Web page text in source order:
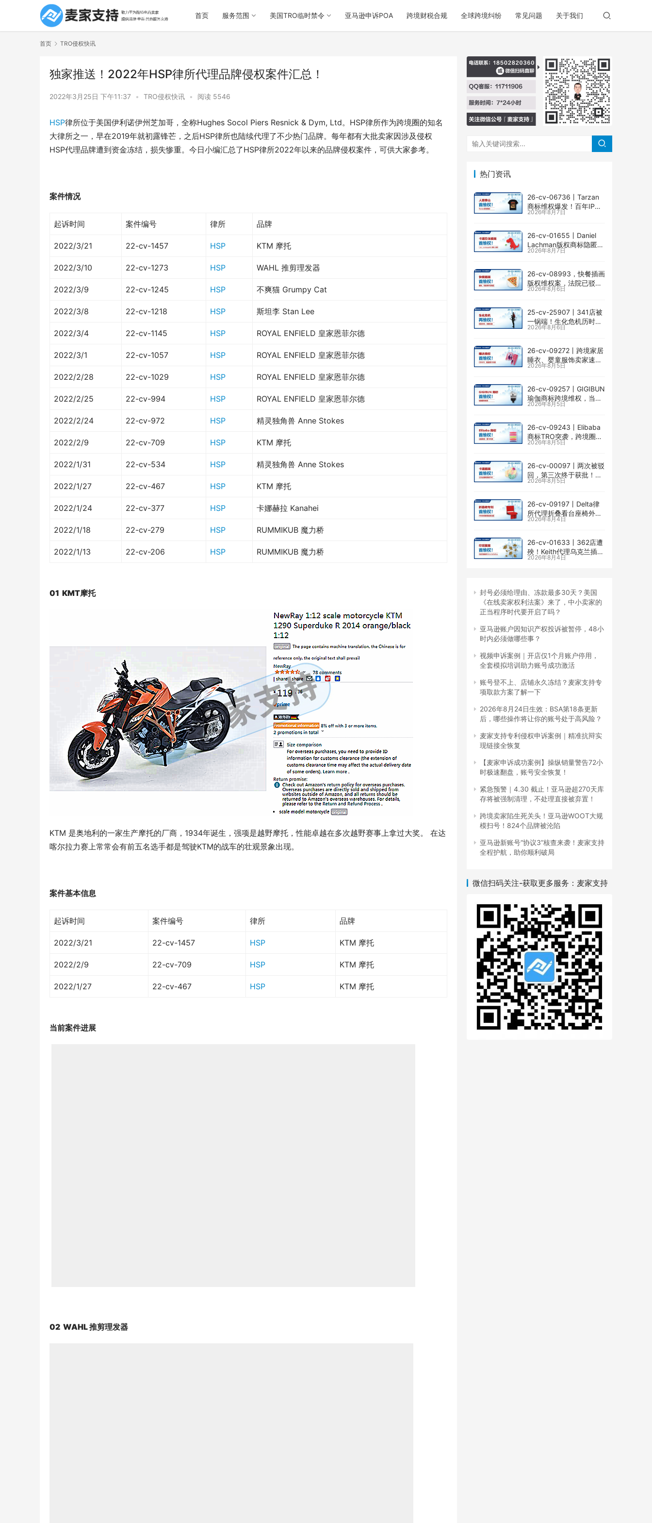
首页 服务范围 美国TRO临时禁令 亚马逊申诉POA 跨境财税合规 全球跨境纠纷 常见问题 关于我们
首页 TRO侵权快讯
独家推送！2022年HSP律所代理品牌侵权案件汇总！
2022年3月25日 下午11:37 • TRO侵权快讯 • 阅读 5546
HSP律所位于美国伊利诺伊州芝加哥，全称Hughes Socol Piers Resnick & Dym, Ltd。HSP律所作为跨境圈的知名
大律所之一，早在2019年就初露锋芒，之后HSP律所也陆续代理了不少热门品牌。每年都有大批卖家因涉及侵权
HSP代理品牌遭到资金冻结，损失惨重。今日小编汇总了HSP律所2022年以来的品牌侵权案件，可供大家参考。
案件情况
起诉时间 案件编号 律所 品牌
2022/3/21 22-cv-1457 HSP KTM 摩托
2022/3/10 22-cv-1273 HSP WAHL 推剪理发器
2022/3/9 22-cv-1245 HSP 不爽猫 Grumpy Cat
2022/3/8 22-cv-1218 HSP 斯坦李 Stan Lee
2022/3/4 22-cv-1145 HSP ROYAL ENFIELD 皇家恩菲尔德
2022/3/1 22-cv-1057 HSP ROYAL ENFIELD 皇家恩菲尔德
2022/2/28 22-cv-1029 HSP ROYAL ENFIELD 皇家恩菲尔德
2022/2/25 22-cv-994 HSP ROYAL ENFIELD 皇家恩菲尔德
2022/2/24 22-cv-972 HSP 精灵独角兽 Anne Stokes
2022/2/9 22-cv-709 HSP KTM 摩托
2022/1/31 22-cv-534 HSP 精灵独角兽 Anne Stokes
2022/1/27 22-cv-467 HSP KTM 摩托
2022/1/24 22-cv-377 HSP 卡娜赫拉 Kanahei
2022/1/18 22-cv-279 HSP RUMMIKUB 魔力桥
2022/1/13 22-cv-206 HSP RUMMIKUB 魔力桥
01  KMT摩托
KTM 是奥地利的一家生产摩托的厂商，1934年诞生，强项是越野摩托，性能卓越在多次越野赛事上拿过大奖。 在达
喀尔拉力赛上常常会有前五名选手都是驾驶KTM的战车的壮观景象出现。
案件基本信息
起诉时间 案件编号 律所 品牌
2022/3/21 22-cv-1457 HSP KTM 摩托
2022/2/9 22-cv-709 HSP KTM 摩托
2022/1/27 22-cv-467 HSP KTM 摩托
当前案件进展
02  WAHL 推剪理发器
热门资讯
26-cv-06736㇑Tarzan
商标维权爆发！百年IP下
场TRO横扫多个类目
2026年8月7日
26-cv-01655㇑Daniel
Lachman版权商标隐匿维
权，I am… unstoppable
2026年8月7日
26-cv-08993，快餐插画
版权维权案，法院已驳回
批量合并，剩余商家不要
2026年8月6日
25-cv-25907㇑341店被
一锅端！生化危机历时半
年TRO传票已发，8月24
2026年8月6日
26-cv-09272㇑跨境家居
睡衣、婴童服饰卖家速自
查CENLYE商标滥用情况
2026年8月5日
26-cv-09257㇑GIGIBUN
瑜伽商标跨境维权，当心
TRO冻结风险
2026年8月5日
26-cv-09243㇑Elibaba
商标TRO突袭，跨境圈内
卷持续升级
2026年8月5日
26-cv-00097㇑两次被驳
回，第三次终于获批！几
乎被遗忘的Senay
全面来袭
2026年8月5日
26-cv-09197㇑Delta律
所代理折叠看台座椅外观
专利维权，11个亚马逊卖
2026年8月4日
26-cv-01633㇑362店遭
殃！Keith代理乌克兰插画
师Elvira Safiullina四款版
2026年8月4日
封号必须给理由、冻款最多30天？美国
《在线卖家权利法案》来了，中小卖家的
正当程序时代要开启了吗？
亚马逊账户因知识产权投诉被暂停，48小
时内必须做哪些事？
视频申诉案例｜开店仅1个月账户停用，
全套模拟培训助力账号成功激活
账号登不上、店铺永久冻结？麦家支持专
项取款方案了解一下
2026年8月24日生效：BSA第18条更新
后，哪些操作将让你的账号处于高风险？
麦家支持专利侵权申诉案例｜精准抗辩实
现链接全恢复
【麦家申诉成功案例】操纵销量警告72小
时极速翻盘，账号安全恢复！
紧急预警｜4.30 截止！亚马逊超270天库
存将被强制清理，不处理直接被弃置！
跨境卖家陷生死关头！亚马逊WOOT大规
模扫号！824个品牌被沦陷
亚马逊新账号“协议3”核查来袭！麦家支持
全程护航，助你顺利破局
微信扫码关注-获取更多服务：麦家支持